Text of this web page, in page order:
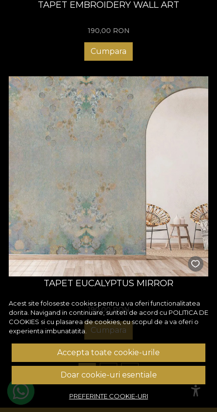
TAPET EMBROIDERY WALL ART
190,00 RON
Cumpara
TAPET EUCALYPTUS MIRROR
190,00 RON
Cumpara
1 2 3
Acest site foloseste cookies pentru a va oferi functionalitatea
dorita. Navigand in continuare, sunteti de acord cu POLITICA DE
COOKIES si cu plasarea de cookies, cu scopul de a va oferi o
experienta imbunatatita.
Accepta toate cookie-urile
Doar cookie-uri esentiale
PREFERINTE COOKIE-URI